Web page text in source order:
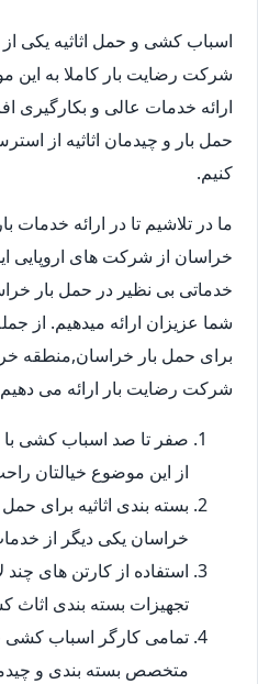
اسباب کشی و حمل اثاثیه یکی
شرکت رضایت بار کاملا به این
ارائه خدمات عالی و بکارگیری
حمل بار و چیدمان اثاثیه از
کنیم.
ما در تلاشیم تا در ارائه
خراسان از شرکت های اروپایی
خدماتی بی نظیر در حمل بار
شما عزیزان ارائه میدهیم. از
برای حمل بار خراسان,منطقه
شرکت رضایت بار ارائه می دهیم
صفر تا صد اسباب کشی
از این موضوع خیالتان
بسته بندی اثاثیه برای
خراسان یکی دیگر از
استفاده از کارتن های چند
تجهیزات بسته بندی اثاث
تمامی کارگر اسباب
متخصص بسته بندی و